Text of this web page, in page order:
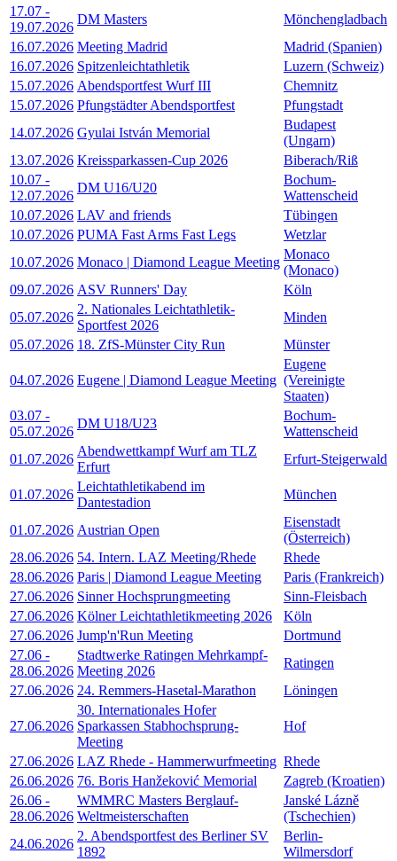
17.07 -
19.07.2026
DM Masters
Mönchengladbach
16.07.2026 Meeting Madrid
Madrid (Spanien)
16.07.2026 Spitzenleichtathletik
Luzern (Schweiz)
15.07.2026 Abendsportfest Wurf III
Chemnitz
15.07.2026 Pfungstädter Abendsportfest
Pfungstadt
14.07.2026 Gyulai István Memorial
Budapest
(Ungarn)
13.07.2026 Kreissparkassen-Cup 2026
Biberach/Riß
10.07 -
12.07.2026
DM U16/U20
Bochum-
Wattenscheid
10.07.2026 LAV and friends
Tübingen
10.07.2026 PUMA Fast Arms Fast Legs
Wetzlar
10.07.2026 Monaco | Diamond League Meeting
Monaco
(Monaco)
09.07.2026 ASV Runners' Day
Köln
05.07.2026
2. Nationales Leichtathletik-
Sportfest 2026
Minden
05.07.2026 18. ZfS-Münster City Run Münster
04.07.2026 Eugene | Diamond League Meeting
Eugene
(Vereinigte
Staaten)
03.07 -
05.07.2026
DM U18/U23
Bochum-
Wattenscheid
01.07.2026
Abendwettkampf Wurf am TLZ
Erfurt
Erfurt-Steigerwald
01.07.2026
Leichtathletikabend im
Dantestadion
München
01.07.2026 Austrian Open
Eisenstadt
(Österreich)
28.06.2026 54. Intern. LAZ Meeting/Rhede
Rhede
28.06.2026 Paris | Diamond League Meeting
Paris (Frankreich)
27.06.2026 Sinner Hochsprungmeeting
Sinn-Fleisbach
27.06.2026 Kölner Leichtathletikmeeting 2026
Köln
27.06.2026 Jump'n'Run Meeting
Dortmund
27.06 -
28.06.2026
Stadtwerke Ratingen Mehrkampf-
Meeting 2026
Ratingen
27.06.2026 24. Remmers-Hasetal-Marathon Löningen
27.06.2026
30. Internationales Hofer
Sparkassen Stabhochsprung-
Meeting
Hof
27.06.2026 LAZ Rhede - Hammerwurfmeeting Rhede
26.06.2026 76. Boris Hanžeković Memorial
Zagreb (Kroatien)
26.06 -
28.06.2026
WMMRC Masters Berglauf-
Weltmeisterschaften
Janské Lázně
(Tschechien)
24.06.2026
2. Abendsportfest des Berliner SV
1892
Berlin-
Wilmersdorf